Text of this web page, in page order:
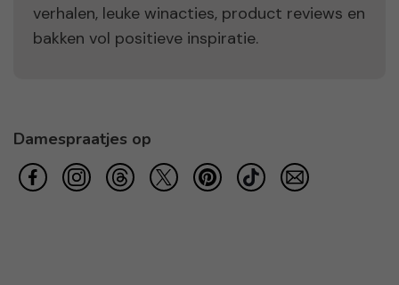
verhalen, leuke winacties, product reviews en
bakken vol positieve inspiratie.
Damespraatjes op